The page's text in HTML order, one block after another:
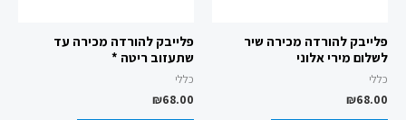
פלייבק להורדה מכירה שיר
לשלום מירי אלוני
כללי
₪68.00
פלייבק להורדה מכירה עד
שתעזוב ריטה *
כללי
₪68.00